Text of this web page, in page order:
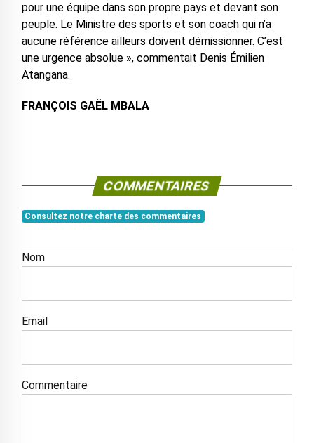
pour une équipe dans son propre pays et devant son
peuple. Le Ministre des sports et son coach qui n’a
aucune référence ailleurs doivent démissionner. C’est
une urgence absolue », commentait Denis Émilien
Atangana.
FRANÇOIS GAËL MBALA
COMMENTAIRES
Consultez notre charte des commentaires
Nom
Email
Commentaire